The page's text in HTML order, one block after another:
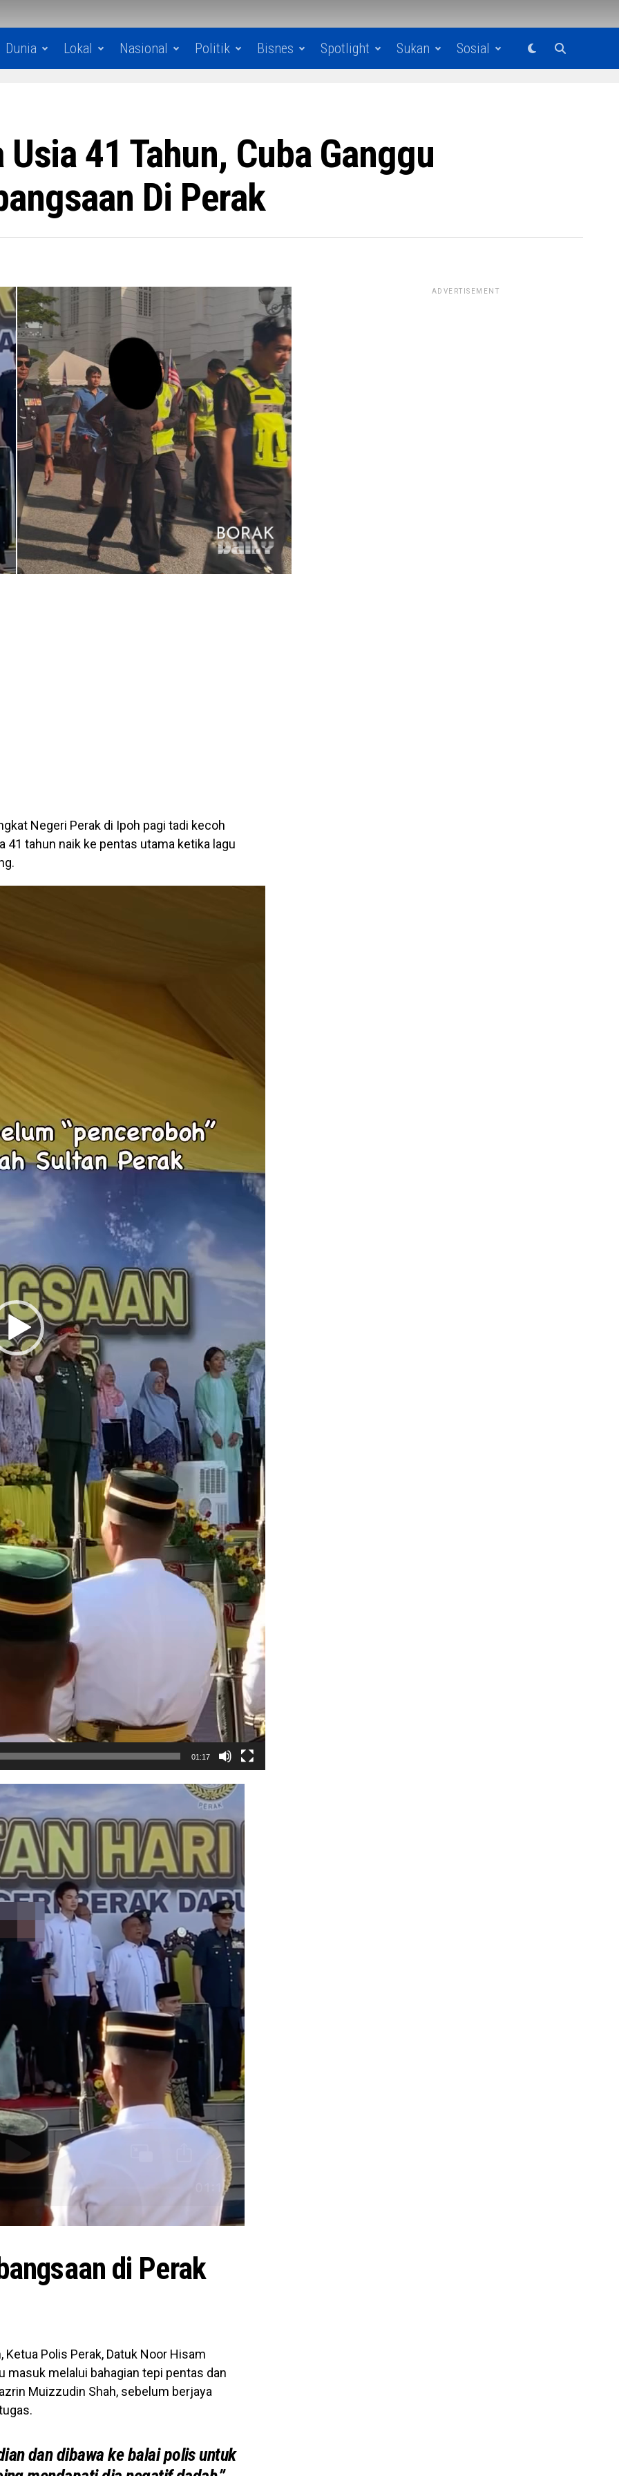
Dunia Lokal Nasional Politik Bisnes Spotlight Sukan Sosial
41 Tahun, Cuba Ganggu
Di Perak
Negeri Perak di Ipoh pagi tadi kecoh
41 tahun naik ke pentas utama ketika lagu
01:17
di Perak
Polis Perak, Datuk Noor Hisam
melalui bahagian tepi pentas dan
Muizzudin Shah, sebelum berjaya
dan dibawa ke balai polis untuk
ADVERTISEMENT